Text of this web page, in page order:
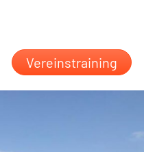
Vereinstraining